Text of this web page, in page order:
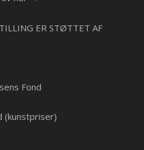
ER STØTTET AF
Fond
(kunstpriser)